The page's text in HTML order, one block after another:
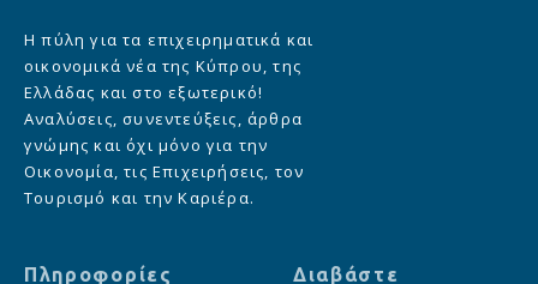
Η πύλη για τα επιχειρηματικά και
οικονομικά νέα της Κύπρου, της
Ελλάδας και στο εξωτερικό!
Αναλύσεις, συνεντεύξεις, άρθρα
γνώμης και όχι μόνο για την
Οικονομία, τις Επιχειρήσεις, τον
Τουρισμό και την Καριέρα.
Πληροφορίες Διαβάστε